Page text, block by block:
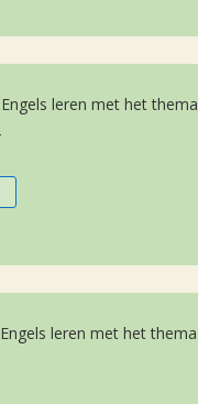
leren met het thema
leren met het thema